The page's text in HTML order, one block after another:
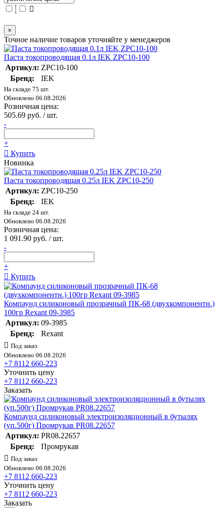
×
Точное наличие товаров уточняйте у менеджеров
Паста токопроводящая 0.1л IEK ZPC10-100
Артикул: ZPC10-100
Бренд:
IEK
На складе 75 шт.
Обновлено 06.08.2026
Розничная цена:
505.69 руб. / шт.
-
+
Купить
Новинка
Паста токопроводящая 0.25л IEK ZPC10-250
Артикул: ZPC10-250
Бренд:
IEK
На складе 24 шт.
Обновлено 06.08.2026
Розничная цена:
1 091.90 руб. / шт.
-
+
Купить
Компаунд силиконовый прозрачный ПК-68 (двухкомпонентн.)
100гр Rexant 09-3985
Артикул: 09-3985
Бренд:
Rexant
Под заказ
Обновлено 06.08.2026
+7 8112 660-223
Уточнить цену
+7 8112 660-223
Заказать
Компаунд силиконовый электроизоляционный в бутылях
(уп.500г) Промрукав PR08.22657
Артикул: PR08.22657
Бренд:
Промрукав
Под заказ
Обновлено 06.08.2026
+7 8112 660-223
Уточнить цену
+7 8112 660-223
Заказать